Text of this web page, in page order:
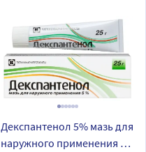
Декспантенол 5% мазь для
наружного применения 25